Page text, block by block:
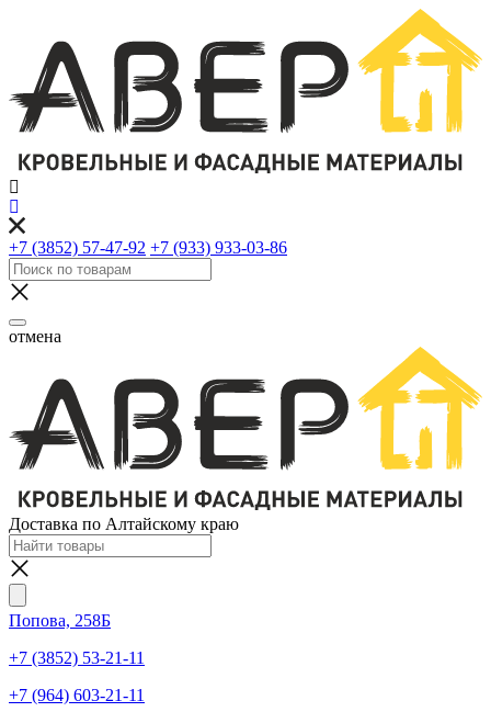
+7 (3852) 57-47-92 +7 (933) 933-03-86
отмена
Доставка по Алтайскому краю
Попова, 258Б
+7 (3852) 53-21-11
+7 (964) 603-21-11